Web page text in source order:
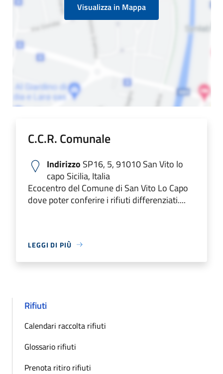
Visualizza in Mappa
C.C.R. Comunale
Indirizzo SP16, 5, 91010 San Vito lo
capo Sicilia, Italia
Ecocentro del Comune di San Vito Lo Capo
dove poter conferire i rifiuti differenziati....
LEGGI DI PIÙ
Rifiuti
Calendari raccolta rifiuti
Glossario rifiuti
Prenota ritiro rifiuti